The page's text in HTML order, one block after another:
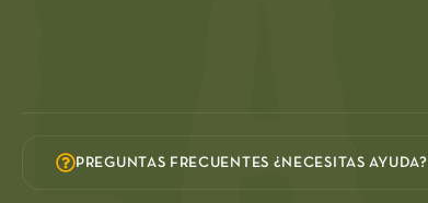
PREGUNTAS FRECUENTES ¿NECESITAS AYUDA?